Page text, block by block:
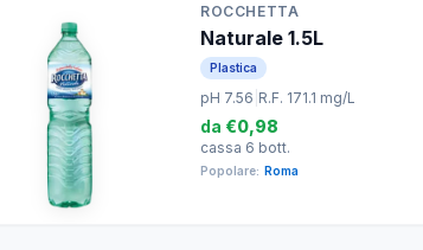
ROCCHETTA
Naturale 1.5L
Plastica
pH 7.56 R.F. 171.1 mg/L
da €0,98
cassa 6 bott.
Popolare: Roma